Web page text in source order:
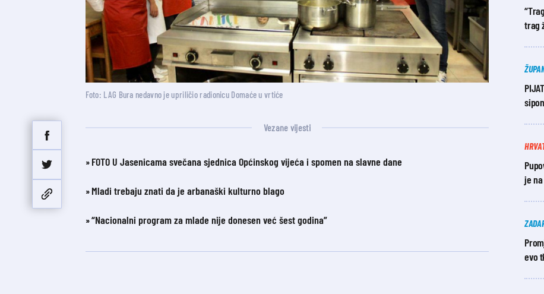
Foto: LAG Bura nedavno je upriličio radionicu Domaće u vrtiće
Vezane vijesti
FOTO U Jasenicama svečana sjednica Općinskog vijeća i spomen na slavne dane
Mladi trebaju znati da je arbanaški kulturno blago
“Nacionalni program za mlade nije donesen već šest godina”
trag
je
evo